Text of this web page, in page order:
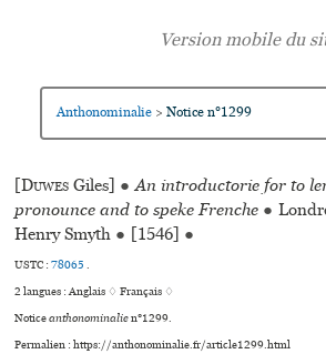
Anthonominalie > Notice n°1299
[Duwes Giles] ● An introductorie for to
pronounce and to speke Frenche ●
Henry Smyth ● [1546] ●
USTC :78065.
2 langues :Anglais ♢Français ♢
Noticeanthonominalien°1299.
Permalien : https://anthonominalie.fr/article1299.html